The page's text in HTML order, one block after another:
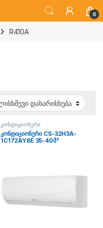
0
R410A
კონდიციონერი
კონდიციონერი CS-32H3A-
1C172AY8E 35-40მ²